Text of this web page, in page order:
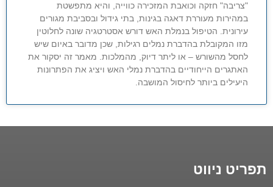
"צריבה" חזקה וכואבת המזכירה כווייה, והיא מתפשטת
במהירות מעוררת דאגה בגינות, בתי גידול ובסביבת מגורים
עירונית. הטיפול בנמלת האש דורש אסטרטגיה שונה לחלוטין
מזו המקובלת בהדברת נמלים רגילות, שכן מדובר באיום שיש
לחסל מהשורש – או ליתר דיוק, מהמלכות. מאמר זה יסקור את
האתגרים הייחודיים בהדברת נמלי האש ויציג את הפתרונות
היעילים ביותר לחיסול המושבה.
תפריט ניווט